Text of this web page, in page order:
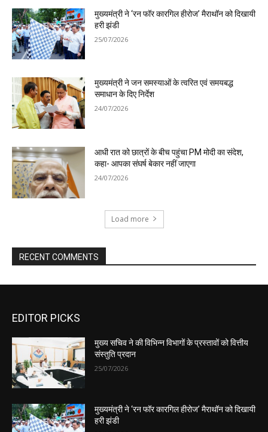
EDITOR PICKS
मुख्य सचिव ने की विभिन्न विभागों के प्रस्तावों को वित्तीय
संस्तुति प्रदान
25/07/2026
मुख्यमंत्री ने ‘रन फॉर कारगिल हीरोज’ मैराथॉन को दिखायी
हरी झंडी